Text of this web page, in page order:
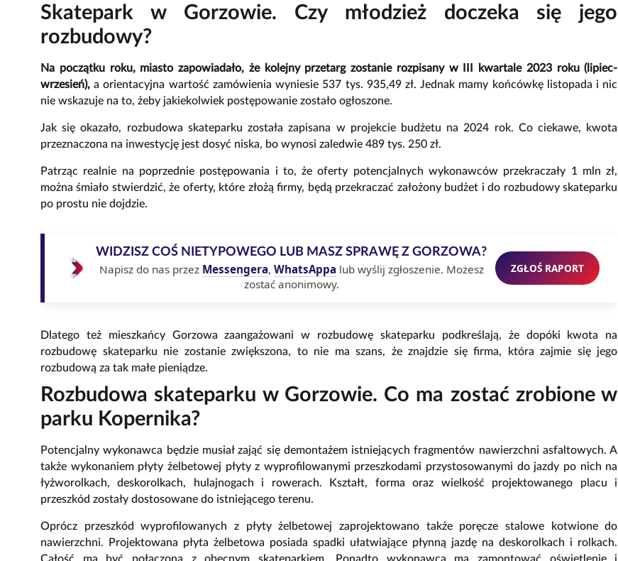
Skatepark w Gorzowie. Czy młodzież doczeka się jego
rozbudowy?
Na początku roku, miasto zapowiadało, że kolejny przetarg zostanie rozpisany w III kwartale 2023 roku (lipiec-
wrzesień), a orientacyjna wartość zamówienia wyniesie 537 tys. 935,49 zł. Jednak mamy końcówkę listopada i nic
nie wskazuje na to, żeby jakiekolwiek postępowanie zostało ogłoszone.
Jak się okazało, rozbudowa skateparku została zapisana w projekcie budżetu na 2024 rok. Co ciekawe, kwota
przeznaczona na inwestycję jest dosyć niska, bo wynosi zaledwie 489 tys. 250 zł.
Patrząc realnie na poprzednie postępowania i to, że oferty potencjalnych wykonawców przekraczały 1 mln zł,
można śmiało stwierdzić, że oferty, które złożą firmy, będą przekraczać założony budżet i do rozbudowy skateparku
po prostu nie dojdzie.
WIDZISZ COŚ NIETYPOWEGO LUB MASZ SPRAWĘ Z GORZOWA?
Napisz do nas przez Messengera, WhatsAppa lub wyślij zgłoszenie. Możesz
zostać anonimowy.
ZGŁOŚ RAPORT
Dlatego też mieszkańcy Gorzowa zaangażowani w rozbudowę skateparku podkreślają, że dopóki kwota na
rozbudowę skateparku nie zostanie zwiększona, to nie ma szans, że znajdzie się firma, która zajmie się jego
rozbudową za tak małe pieniądze.
Rozbudowa skateparku w Gorzowie. Co ma zostać zrobione w
parku Kopernika?
Potencjalny wykonawca będzie musiał zająć się demontażem istniejących fragmentów nawierzchni asfaltowych. A
także wykonaniem płyty żelbetowej płyty z wyprofilowanymi przeszkodami przystosowanymi do jazdy po nich na
łyżworolkach, deskorolkach, hulajnogach i rowerach. Kształt, forma oraz wielkość projektowanego placu i
przeszkód zostały dostosowane do istniejącego terenu.
Oprócz przeszkód wyprofilowanych z płyty żelbetowej zaprojektowano także poręcze stalowe kotwione do
nawierzchni. Projektowana płyta żelbetowa posiada spadki ułatwiające płynną jazdę na deskorolkach i rolkach.